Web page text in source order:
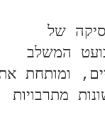
של
המשלב
ומותחת את
מתרבויות